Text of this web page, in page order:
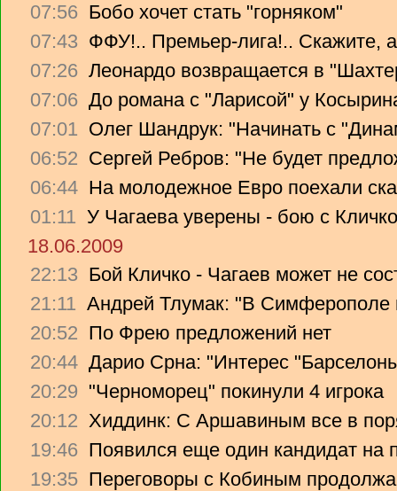
07:56 Бобо хочет стать "горняком"
07:43 ФФУ!.. Премьер-лига!.. Скажите,
07:26 Леонардо возвращается в
07:06 До романа с "Ларисой" у
07:01 Олег Шандрук: "Начинать с
06:52 Сергей Ребров: "Не будет
06:44 На молодежное Евро поехали
01:11 У Чагаева уверены - бою с
18.06.2009
22:13 Бой Кличко - Чагаев может не
21:11 Андрей Тлумак: "В Симферополе
20:52 По Фрею предложений нет
20:44 Дарио Срна: "Интерес
20:29 "Черноморец" покинули 4 игрока
20:12 Хиддинк: С Аршавиным все в
19:46 Появился еще один кандидат на
19:35 Переговоры с Кобиным